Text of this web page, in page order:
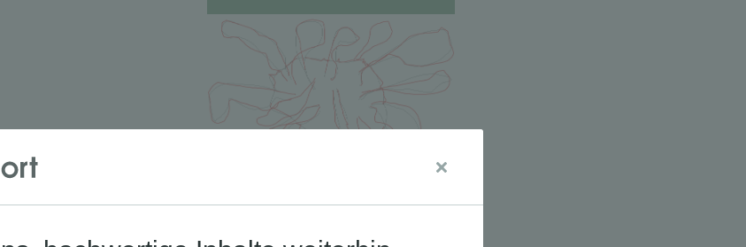
Deutschen 2030